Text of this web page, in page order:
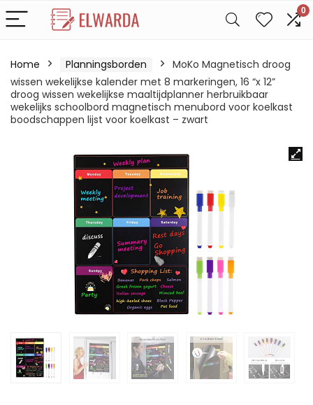
0
Home Planningsborden
MoKo Magnetisch droog
wissen wekelijkse kalender met 8 markeringen, 16 “x 12”
droog wissen wekelijkse maaltijdplanner herbruikbaar
wekelijks schoolbord magnetisch menubord voor koelkast
boodschappen lijst voor koelkast – zwart